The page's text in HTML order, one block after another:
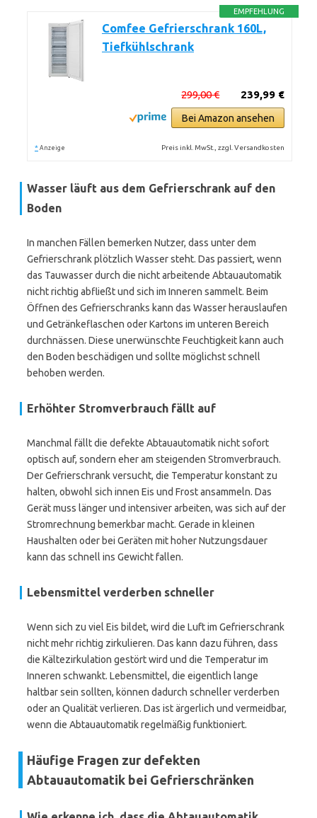
EMPFEHLUNG
Comfee Gefrierschrank 160L,
Tiefkühlschrank
239,99 €
299,00 €
Bei Amazon ansehen
* Anzeige Preis inkl. MwSt., zzgl. Versandkosten
Wasser läuft aus dem Gefrierschrank auf den
Boden
In manchen Fällen bemerken Nutzer, dass unter dem
Gefrierschrank plötzlich Wasser steht. Das passiert, wenn
das Tauwasser durch die nicht arbeitende Abtauautomatik
nicht richtig abfließt und sich im Inneren sammelt. Beim
Öffnen des Gefrierschranks kann das Wasser herauslaufen
und Getränkeflaschen oder Kartons im unteren Bereich
durchnässen. Diese unerwünschte Feuchtigkeit kann auch
den Boden beschädigen und sollte möglichst schnell
behoben werden.
Erhöhter Stromverbrauch fällt auf
Manchmal fällt die defekte Abtauautomatik nicht sofort
optisch auf, sondern eher am steigenden Stromverbrauch.
Der Gefrierschrank versucht, die Temperatur konstant zu
halten, obwohl sich innen Eis und Frost ansammeln. Das
Gerät muss länger und intensiver arbeiten, was sich auf der
Stromrechnung bemerkbar macht. Gerade in kleinen
Haushalten oder bei Geräten mit hoher Nutzungsdauer
kann das schnell ins Gewicht fallen.
Lebensmittel verderben schneller
Wenn sich zu viel Eis bildet, wird die Luft im Gefrierschrank
nicht mehr richtig zirkulieren. Das kann dazu führen, dass
die Kältezirkulation gestört wird und die Temperatur im
Inneren schwankt. Lebensmittel, die eigentlich lange
haltbar sein sollten, können dadurch schneller verderben
oder an Qualität verlieren. Das ist ärgerlich und vermeidbar,
wenn die Abtauautomatik regelmäßig funktioniert.
Häufige Fragen zur defekten
Abtauautomatik bei Gefrierschränken